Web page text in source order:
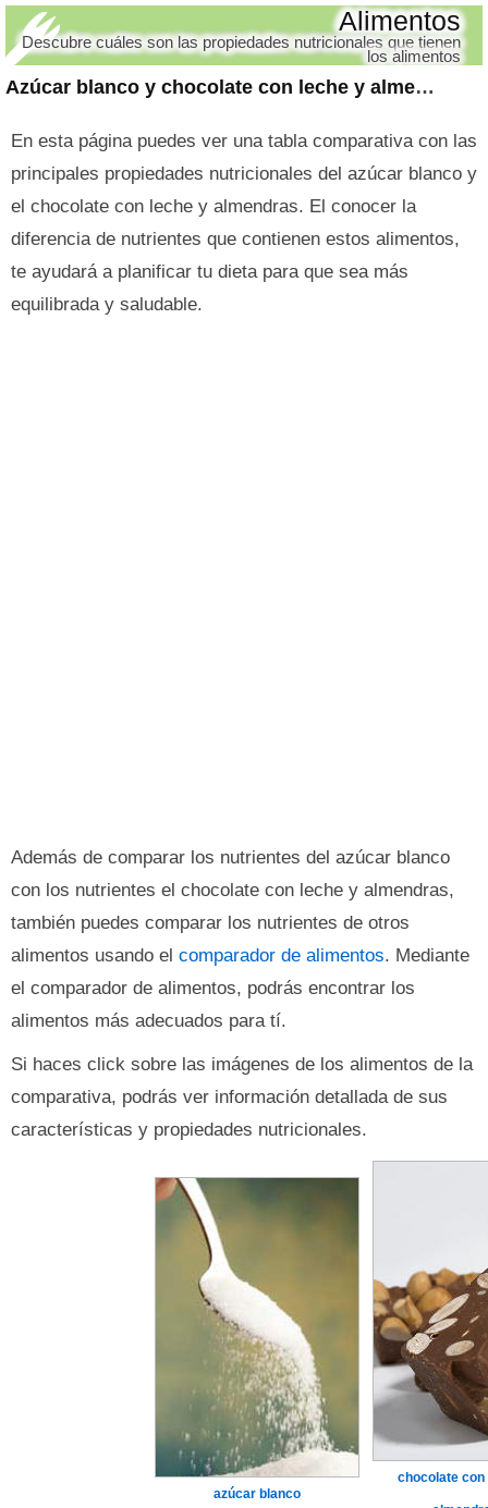
Azúcar blanco y chocolate con leche y almendras
Alimentos
Descubre cuáles son las propiedades nutricionales que tienen
los alimentos
En esta página puedes ver una tabla comparativa con las
principales propiedades nutricionales del azúcar blanco y
el chocolate con leche y almendras. El conocer la
diferencia de nutrientes que contienen estos alimentos,
te ayudará a planificar tu dieta para que sea más
equilibrada y saludable.
Además de comparar los nutrientes del azúcar blanco
con los nutrientes el chocolate con leche y almendras,
también puedes comparar los nutrientes de otros
alimentos usando el comparador de alimentos. Mediante
el comparador de alimentos, podrás encontrar los
alimentos más adecuados para tí.
Si haces click sobre las imágenes de los alimentos de la
comparativa, podrás ver información detallada de sus
características y propiedades nutricionales.
azúcar blanco
chocolate con